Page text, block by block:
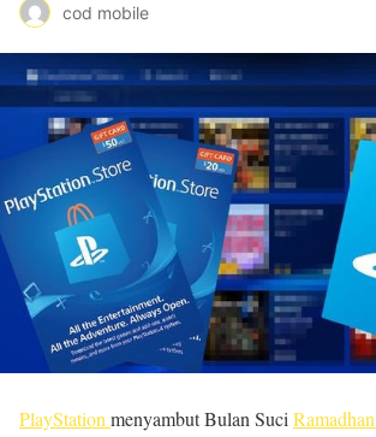
cod mobile
PlayStation menyambut Bulan Suci Ramadhan